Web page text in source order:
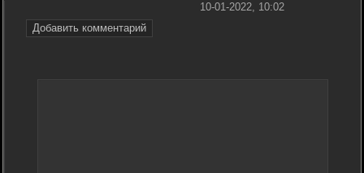
Добавить комментарий
10-01-2022, 10:02